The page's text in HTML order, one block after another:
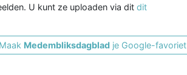
U kunt ze uploaden via dit dit
Maak Medembliksdagblad je Google-favoriet